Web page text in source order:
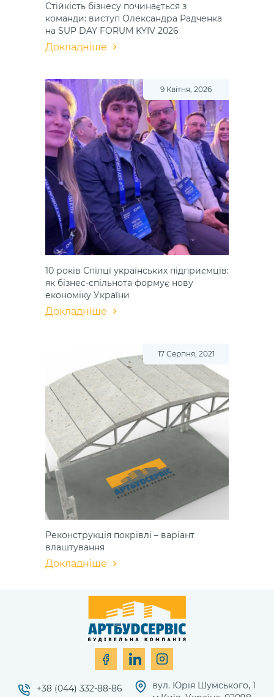
Стійкість бізнесу починається з
команди: виступ Олександра Радченка
на SUP DAY FORUM KYIV 2026
Докладніше
9 Квітня, 2026
10 років Спілці українських підприємців:
як бізнес-спільнота формує нову
економіку України
Докладніше
17 Серпня, 2021
Реконструкція покрівлі – варіант
влаштування
Докладніше
+38 (044) 332-88-86
вул. Юрія Шумського, 1